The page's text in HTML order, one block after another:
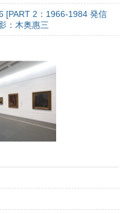
[PART 2：1966-1984 発信
：木奥惠三